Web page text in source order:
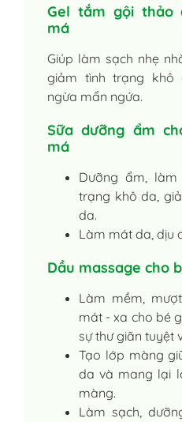
Gel tắm gội thảo
má
Giúp làm sạch nhẹ
giảm tình trạng khô
ngừa mẩn ngứa.
Sữa dưỡng ẩm
má
Dưỡng ẩm,
trạng khô da,
da.
Làm mát da, dịu
Dầu massage cho
Làm mềm,
mát - xa cho bé
sự thư giãn tuyệt
Tạo lớp màng
da và mang lại
màng.
Làm sạch,